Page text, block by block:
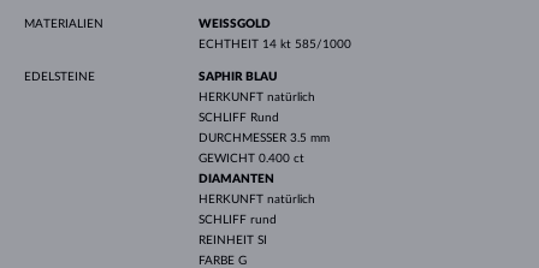
MATERIALIEN
WEISSGOLD
ECHTHEIT 14 kt 585/1000
EDELSTEINE
SAPHIR BLAU
HERKUNFT natürlich
SCHLIFF Rund
DURCHMESSER 3.5 mm
GEWICHT 0.400 ct
DIAMANTEN
HERKUNFT natürlich
SCHLIFF rund
REINHEIT SI
FARBE G